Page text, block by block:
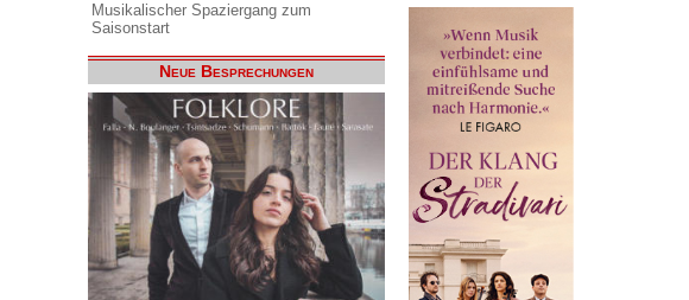
Musikalischer Spaziergang zum
Saisonstart
Neue Besprechungen